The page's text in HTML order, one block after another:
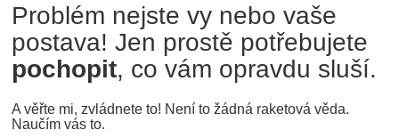
Problém nejste vy nebo vaše
postava! Jen prostě potřebujete
pochopit, co vám opravdu sluší.
A věřte mi, zvládnete to! Není to žádná raketová věda.
Naučím vás to.